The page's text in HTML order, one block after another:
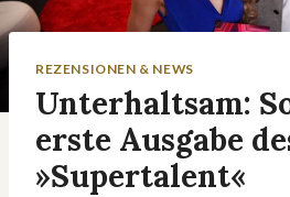
REZENSIONEN & NEWS
Unterhaltsam:
erste Ausgabe
»Supertalent«